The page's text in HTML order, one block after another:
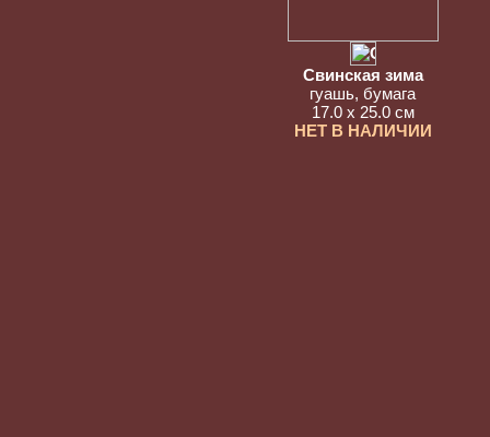
Свинская зима
гуашь, бумага
17.0 x 25.0 см
НЕТ В НАЛИЧИИ